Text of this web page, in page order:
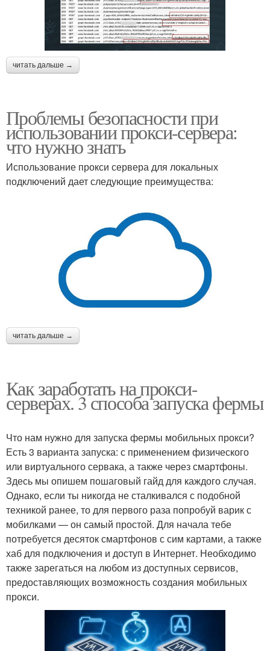
читать дальше →
Проблемы безопасности при
использовании прокси-сервера:
что нужно знать
Использование прокси сервера для локальных
подключений дает следующие преимущества:
читать дальше →
Как заработать на прокси-
серверах. 3 способа запуска фермы
Что нам нужно для запуска фермы мобильных прокси?
Есть 3 варианта запуска: с применением физического
или виртуального сервака, а также через смартфоны.
Здесь мы опишем пошаговый гайд для каждого случая.
Однако, если ты никогда не сталкивался с подобной
техникой ранее, то для первого раза попробуй варик с
мобилками — он самый простой. Для начала тебе
потребуется десяток смартфонов с сим картами, а также
хаб для подключения и доступ в Интернет. Необходимо
также зарегаться на любом из доступных сервисов,
предоставляющих возможность создания мобильных
прокси.